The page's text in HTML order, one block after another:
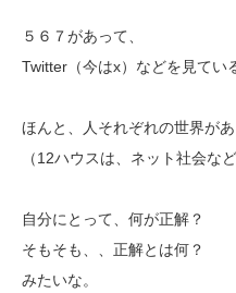
５６７があって、
Twitter（今はx）などを見てい
ほんと、人それぞれの世界があ
（12ハウスは、ネット社会な
自分にとって、何が正解？
そもそも、、正解とは何？
みたいな。